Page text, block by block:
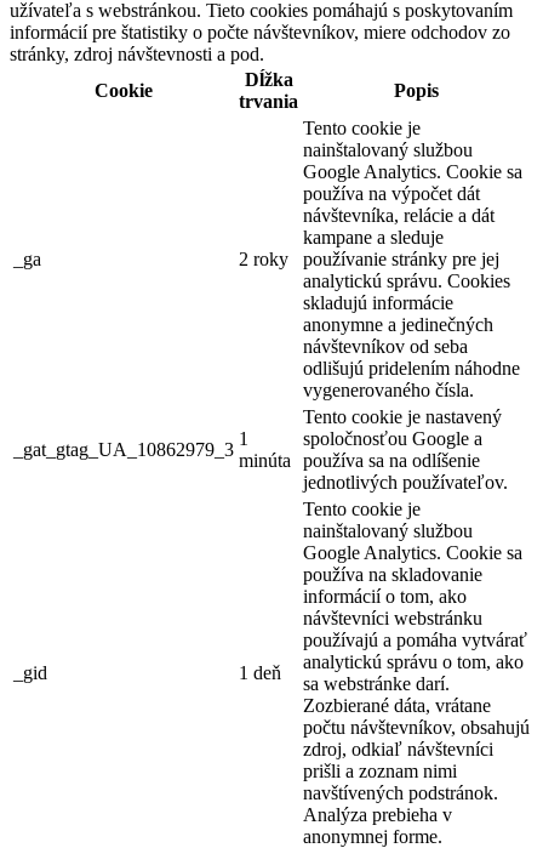
užívateľa s webstránkou. Tieto cookies pomáhajú s poskytovaním
informácií pre štatistiky o počte návštevníkov, miere odchodov zo
stránky, zdroj návštevnosti a pod.
Cookie
Dĺžka
trvania
Popis
_ga 2 roky
Tento cookie je
nainštalovaný službou
Google Analytics. Cookie sa
používa na výpočet dát
návštevníka, relácie a dát
kampane a sleduje
používanie stránky pre jej
analytickú správu. Cookies
skladujú informácie
anonymne a jedinečných
návštevníkov od seba
odlišujú pridelením náhodne
vygenerovaného čísla.
_gat_gtag_UA_10862979_3
1
minúta
Tento cookie je nastavený
spoločnosťou Google a
používa sa na odlíšenie
jednotlivých používateľov.
_gid 1 deň
Tento cookie je
nainštalovaný službou
Google Analytics. Cookie sa
používa na skladovanie
informácií o tom, ako
návštevníci webstránku
používajú a pomáha vytvárať
analytickú správu o tom, ako
sa webstránke darí.
Zozbierané dáta, vrátane
počtu návštevníkov, obsahujú
zdroj, odkiaľ návštevníci
prišli a zoznam nimi
navštívených podstránok.
Analýza prebieha v
anonymnej forme.